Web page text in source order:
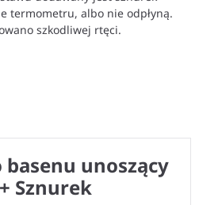
termometru, albo nie odpłyną.
szkodliwej rtęci.
unoszący
Sznurek